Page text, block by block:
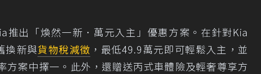
推出「煥然一新．萬元入主」優惠方案。在針對Kia
換新與貨物稅減徵 ，最低49.9萬元即可輕鬆入主，並
方案中擇一。此外，還贈送丙式車體險及輕奢尊享方